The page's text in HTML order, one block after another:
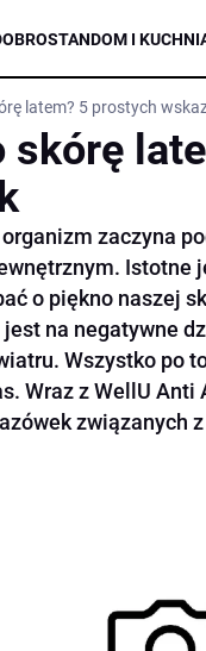
DOM I
latem? 5 prostych
skórę
zaczyna
Istotne
o piękno naszej
na negatywne
Wszystko po
Wraz z WellU
związanych